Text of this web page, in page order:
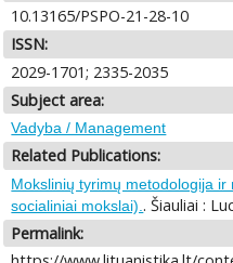
10.13165/PSPO-21-28-10
ISSN:
2029-1701; 2335-2035
Subject area:
Vadyba / Management
Related Publications:
Mokslinių tyrimų metodologija
socialiniai mokslai). . Šiauliai :
Permalink: